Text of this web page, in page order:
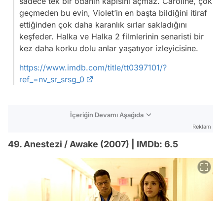
geçmeden bu evin, Violet’in en başta bildiğini itiraf
ettiğinden çok daha karanlık sırlar sakladığını
keşfeder. Halka ve Halka 2 filmlerinin senaristi bir
kez daha korku dolu anlar yaşatıyor izleyicisine.
https://www.imdb.com/title/tt0397101/?
ref_=nv_sr_srsg_0
İçeriğin Devamı Aşağıda
Reklam
49. Anestezi / Awake (2007) | IMDb: 6.5